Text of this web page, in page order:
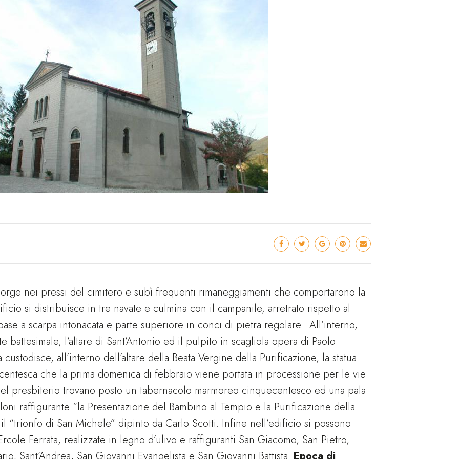
nei pressi del cimitero e subì frequenti rimaneggiamenti che comportarono la
si distribuisce in tre navate e culmina con il campanile, arretrato rispetto al
a scarpa intonacata e parte superiore in conci di pietra regolare. All’interno,
battesimale, l’altare di Sant’Antonio ed il pulpito in scagliola opera di Paolo
all’interno dell’altare della Beata Vergine della Purificazione, la statua
che la prima domenica di febbraio viene portata in processione per le vie
presbiterio trovano posto un tabernacolo marmoreo cinquecentesco ed una pala
raffigurante “la Presentazione del Bambino al Tempio e la Purificazione della
“trionfo di San Michele” dipinto da Carlo Scotti. Infine nell’edificio si possono
Ferrata, realizzate in legno d’ulivo e raffiguranti San Giacomo, San Pietro,